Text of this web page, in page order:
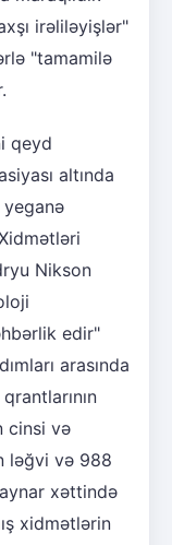
irəliləyişlər"
"tamamilə
qeyd
altında
Nikson
edir"
arasında
cinsi və
ləğvi və 988
xəttində
xidmətlərin